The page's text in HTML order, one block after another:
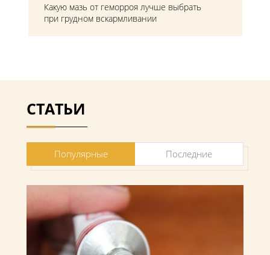
Какую мазь от геморроя лучше выбрать
при грудном вскармливании
СТАТЬИ
Популярные Последние